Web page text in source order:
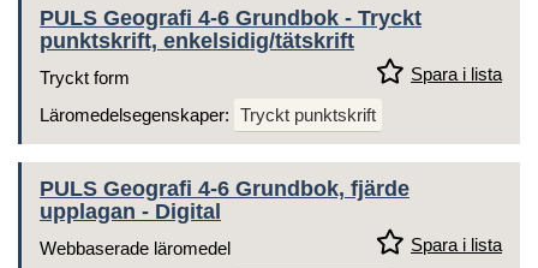
PULS Geografi 4-6 Grundbok - Tryckt
punktskrift, enkelsidig/tätskrift
Spara i lista
Tryckt form
Läromedelsegenskaper: Tryckt punktskrift
PULS Geografi 4-6 Grundbok, fjärde
upplagan - Digital
Spara i lista
Webbaserade läromedel